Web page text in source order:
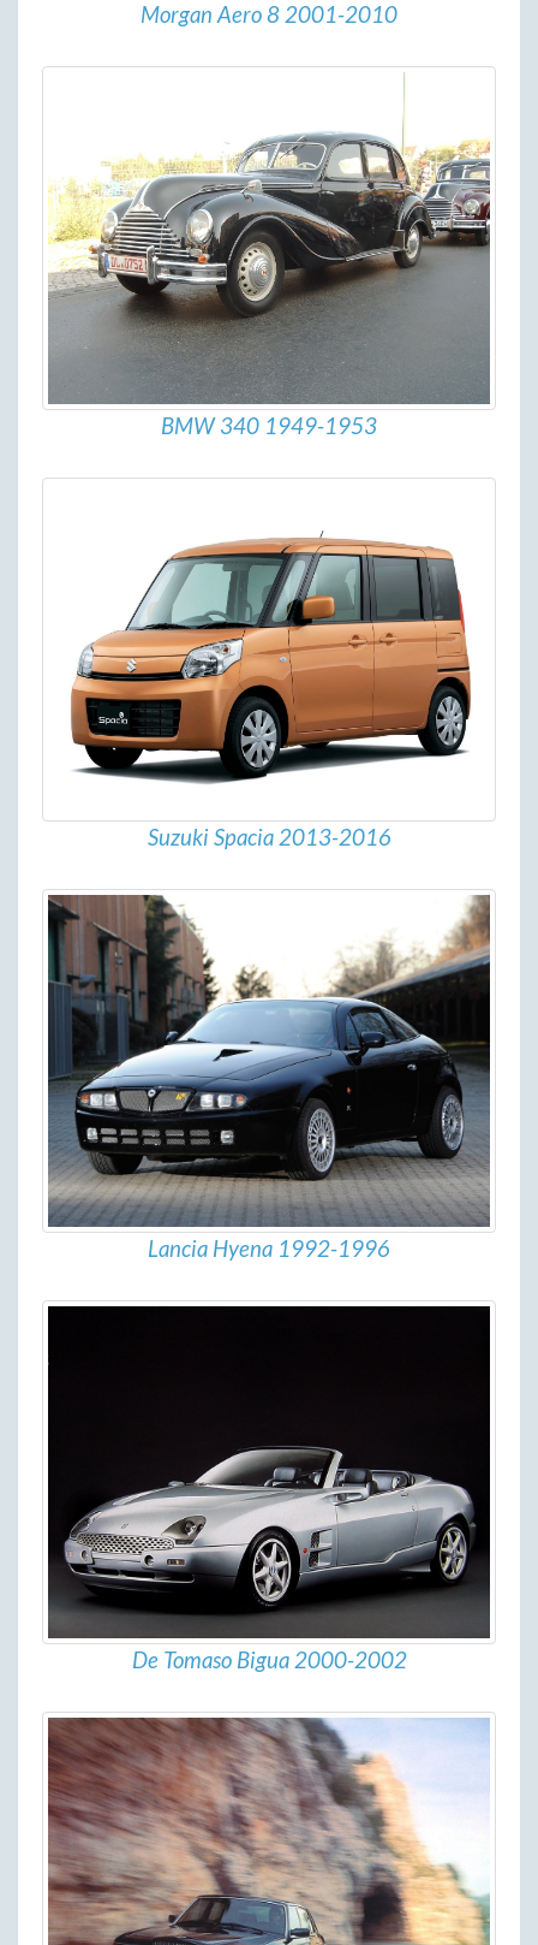
Morgan Aero 8 2001-2010
BMW 340 1949-1953
Suzuki Spacia 2013-2016
Lancia Hyena 1992-1996
De Tomaso Bigua 2000-2002